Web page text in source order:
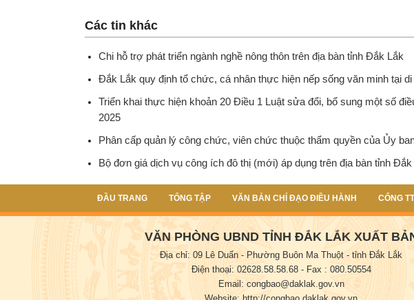
Các tin khác
Chi hỗ trợ phát triển ngành nghề nông thôn trên địa bàn tỉnh Đắk Lắk
Đắk Lắk quy định tổ chức, cá nhân thực hiện nếp sống văn minh tại
Triển khai thực hiện khoản 20 Điều 1 Luật sửa đổi, bổ sung một số
2025
Phân cấp quản lý công chức, viên chức thuộc thẩm quyền của Ủy
Bộ đơn giá dịch vụ công ích đô thị (mới) áp dụng trên địa bàn tỉnh
ĐẦU TRANG TỔNG TẬP VĂN BẢN CHỈ ĐẠO ĐIỀU HÀNH CỔNG
VĂN PHÒNG UBND TỈNH ĐẮK LẮK XUẤT
Địa chỉ: 09 Lê Duẩn - Phường Buôn Ma Thuột - tỉnh Đắk Lắk
Điện thoại: 02628.58.58.68- Fax : 080.50554
Email: congbao@daklak.gov.vn